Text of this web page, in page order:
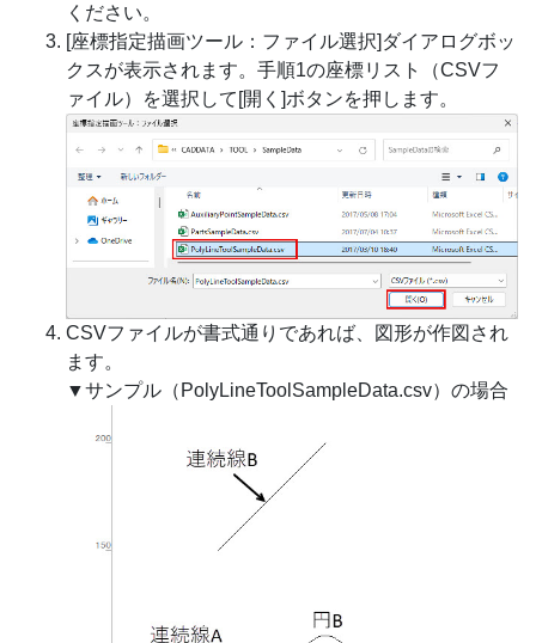
ください。
[座標指定描画ツール：ファイル選択]ダイアログボッ
クスが表示されます。手順1の座標リスト（CSVフ
ァイル）を選択して[開く]ボタンを押します。
CSVファイルが書式通りであれば、図形が作図され
ます。
▼サンプル（PolyLineToolSampleData.csv）の場合